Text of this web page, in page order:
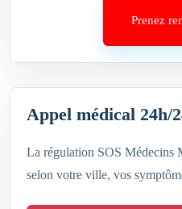
Prenez
Appel médical 24h/
La régulation SOS Médecins
selon votre ville, vos